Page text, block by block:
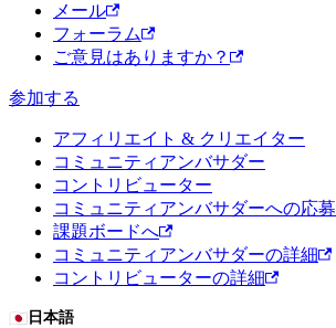
メール
フォーラム
ご意見はありますか？
参加する
アフィリエイト & クリエイター
コミュニティアンバサダー
コントリビューター
コミュニティアンバサダーへの応募
課題ボードへ
コミュニティアンバサダーの詳細
コントリビューターの詳細
🇯🇵 日本語